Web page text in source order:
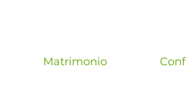
Matrimonio